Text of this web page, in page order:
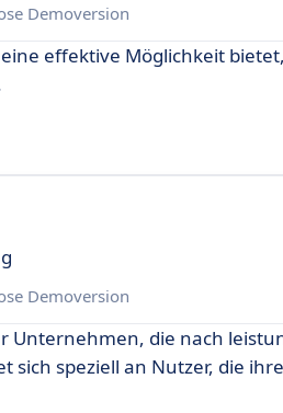
Demoversion
effektive Möglichkeit
Demoversion
Unternehmen, die nach
sich speziell an Nutzer, die